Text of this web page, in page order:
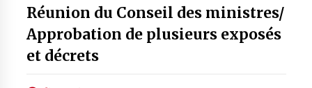
Réunion du Conseil des ministres/
Approbation de plusieurs exposés
et décrets